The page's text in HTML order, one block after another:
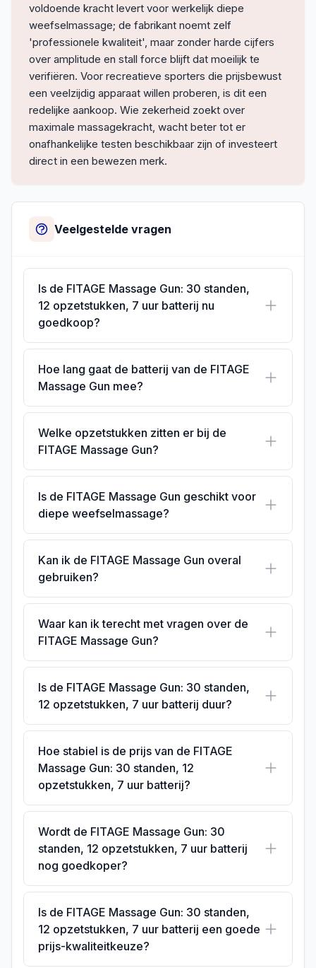
voldoende kracht levert voor werkelijk diepe
weefselmassage; de fabrikant noemt zelf
'professionele kwaliteit', maar zonder harde cijfers
over amplitude en stall force blijft dat moeilijk te
verifiëren. Voor recreatieve sporters die prijsbewust
een veelzijdig apparaat willen proberen, is dit een
redelijke aankoop. Wie zekerheid zoekt over
maximale massagekracht, wacht beter tot er
onafhankelijke testen beschikbaar zijn of investeert
direct in een bewezen merk.
Veelgestelde vragen
Is de FITAGE Massage Gun: 30 standen,
12 opzetstukken, 7 uur batterij nu
goedkoop?
Hoe lang gaat de batterij van de FITAGE
Massage Gun mee?
Welke opzetstukken zitten er bij de
FITAGE Massage Gun?
Is de FITAGE Massage Gun geschikt voor
diepe weefselmassage?
Kan ik de FITAGE Massage Gun overal
gebruiken?
Waar kan ik terecht met vragen over de
FITAGE Massage Gun?
Is de FITAGE Massage Gun: 30 standen,
12 opzetstukken, 7 uur batterij duur?
Hoe stabiel is de prijs van de FITAGE
Massage Gun: 30 standen, 12
opzetstukken, 7 uur batterij?
Wordt de FITAGE Massage Gun: 30
standen, 12 opzetstukken, 7 uur batterij
nog goedkoper?
Is de FITAGE Massage Gun: 30 standen,
12 opzetstukken, 7 uur batterij een goede
prijs-kwaliteitkeuze?